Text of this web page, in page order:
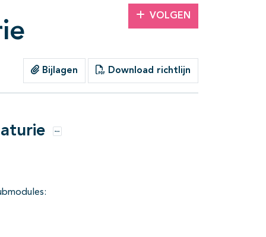
VOLGEN
Bijlagen Download richtlijn
Opties